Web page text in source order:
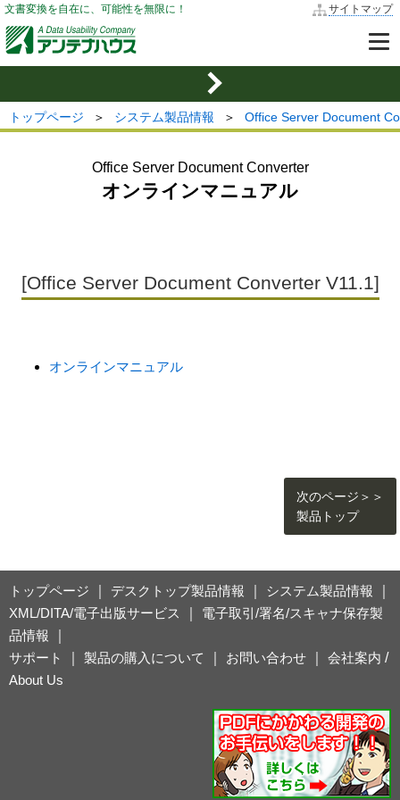
文書変換を自在に、可能性を無限に！ サイトマップ
トップページ ＞ システム製品情報 ＞ Office Server Document
Office Server Document Converter
オンラインマニュアル
[Office Server Document Converter V11.1]
オンラインマニュアル
次のページ＞＞
製品トップ
トップページ デスクトップ製品情報 システム製品情報
XML/DITA/電子出版サービス
電子取引/署名/スキャナ保存製
品情報
サポート
製品の購入について お問い合わせ 会社案内 /
About Us